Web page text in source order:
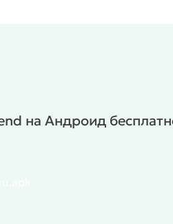
на Андроид